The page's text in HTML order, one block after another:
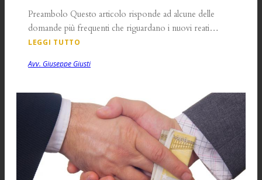
Preambolo Questo articolo risponde ad alcune delle
domande più frequenti che riguardano i nuovi reati…
LEGGI TUTTO
Avv. Giuseppe Giusti